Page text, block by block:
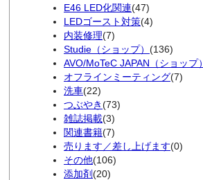
E46 LED化関連(47)
LEDゴースト対策(4)
内装修理(7)
Studie（ショップ） (136)
AVO/MoTeC JAPAN（ショップ）
オフラインミーティング(7)
洗車(22)
つぶやき(73)
雑誌掲載(3)
関連書籍(7)
売ります／差し上げます(0)
その他(106)
添加剤(20)